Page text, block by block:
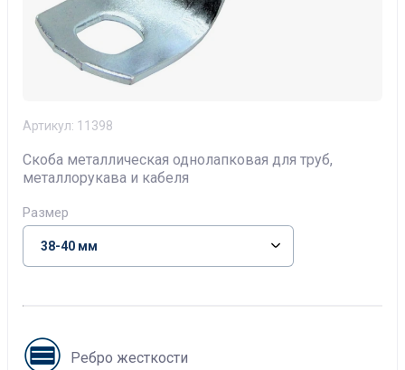
Артикул: 11398
Скоба металлическая однолапковая для труб,
металлорукава и кабеля
Размер
Ребро жесткости